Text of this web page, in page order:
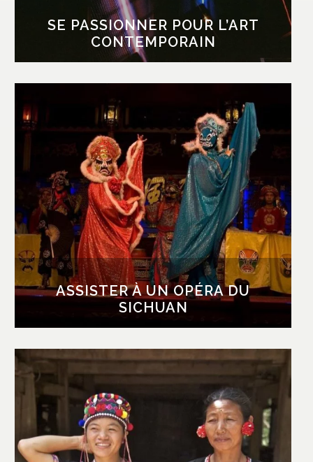
SE PASSIONNER POUR L’ART
CONTEMPORAIN
théâtres.
ASSISTER À UN OPÉRA DU
SICHUAN
SICHUAN
Avec l’opéra de Pékin, l’opéra du Sichuan est
un des plus célèbres, notamment pour ses
changements de masques impressionnants
de rapidité. Musique, chant, acrobaties, magie
et poésie accompagnent également ce
spectacle unique, que l’on vous recommande
vivement.
VISITER DES VILLAGES
ETHNIQUES AU
XISHUANGBANNA
Au Xishuangbanna, on aime se balader dans
les nombreux villages aux magnifiques